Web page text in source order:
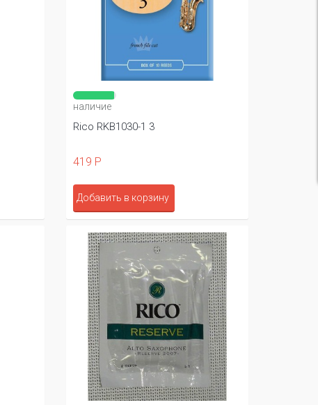
наличие
Rico RKB1030-1 3
419 Р
Добавить в корзину